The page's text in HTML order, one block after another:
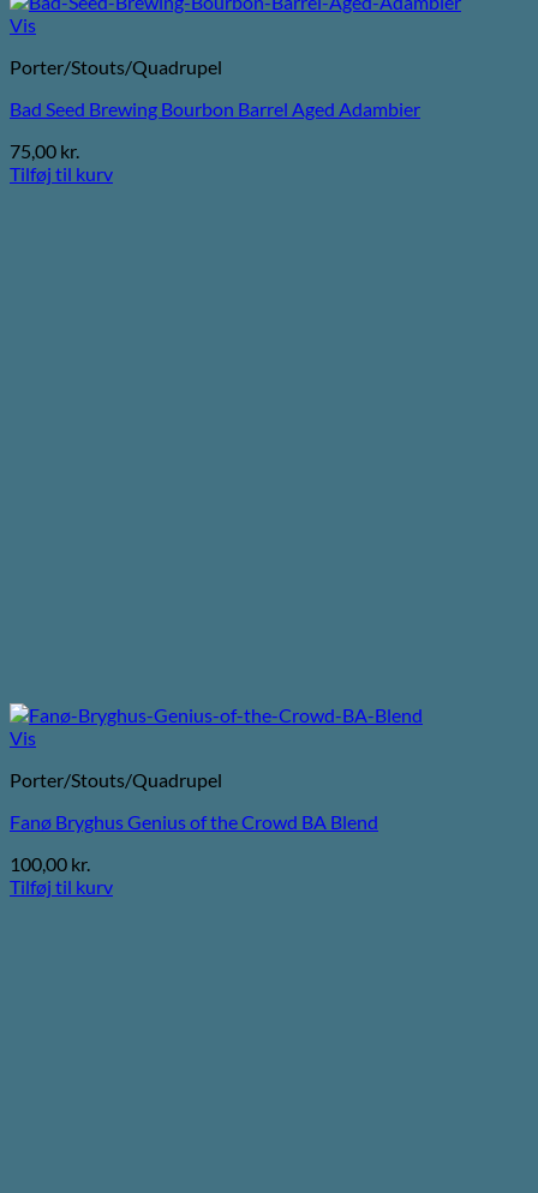
Vis
Porter/Stouts/Quadrupel
Bad Seed Brewing Bourbon Barrel Aged Adambier
75,00 kr.
Tilføj til kurv
Vis
Porter/Stouts/Quadrupel
Fanø Bryghus Genius of the Crowd BA Blend
100,00 kr.
Tilføj til kurv